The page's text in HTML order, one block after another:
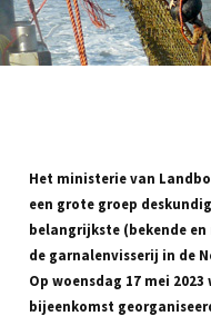
Het ministerie van
een grote groep
belangrijkste (bekende
de garnalenvisserij in de
Op woensdag 17 mei
bijeenkomst